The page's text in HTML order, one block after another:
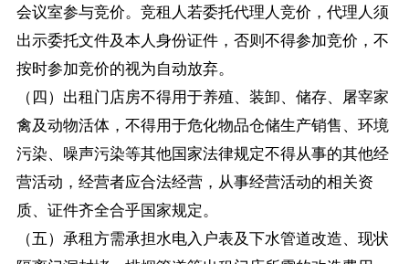
会议室参与竞价。竞租人若委托代理人竞价，代理人须
出示委托文件及本人身份证件，否则不得参加竞价，不
按时参加竞价的视为自动放弃。
（四）出租门店房不得用于养殖、装卸、储存、屠宰家
禽及动物活体，不得用于危化物品仓储生产销售、环境
污染、噪声污染等其他国家法律规定不得从事的其他经
营活动，经营者应合法经营，从事经营活动的相关资
质、证件齐全合乎国家规定。
（五）承租方需承担水电入户表及下水管道改造、现状